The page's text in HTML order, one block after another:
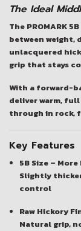
The Ideal
The PROMARK
between
unlacquered
grip that stays
With a forward-
deliver warm,
through in rock,
Key Features
5B Size – More
Slightly
control
Raw Hickory
Natural grip,